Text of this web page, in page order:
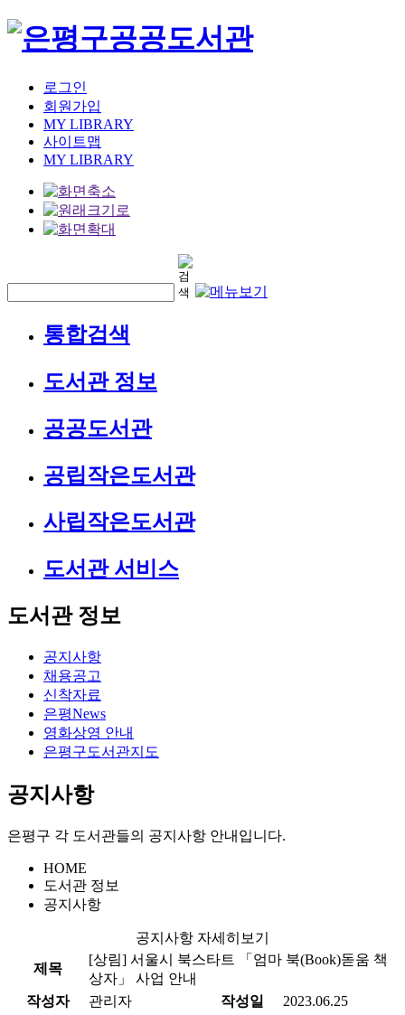
로그인
회원가입
MY LIBRARY
사이트맵
MY LIBRARY
통합검색
도서관 정보
공공도서관
공립작은도서관
사립작은도서관
도서관 서비스
도서관 정보
공지사항
채용공고
신착자료
은평News
영화상영 안내
은평구도서관지도
공지사항
은평구 각 도서관들의 공지사항 안내입니다.
HOME
도서관 정보
공지사항
공지사항 자세히보기
제목
[상림] 서울시 북스타트 「엄마 북(Book)돋움 책
상자」 사업 안내
작성자
관리자 작성일 2023.06.25